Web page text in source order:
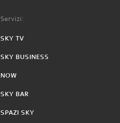
Servizi:
SKY TV
SKY BUSINESS
NOW
SKY BAR
SPAZI SKY